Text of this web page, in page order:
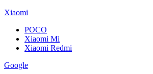
Xiaomi
POCO
Xiaomi Mi
Xiaomi Redmi
Google